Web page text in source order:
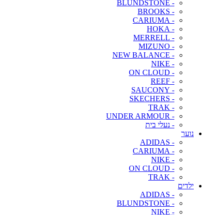
- BLUNDSTONE
- BROOKS
- CARIUMA
- HOKA
- MERRELL
- MIZUNO
- NEW BALANCE
- NIKE
- ON CLOUD
- REEF
- SAUCONY
- SKECHERS
- TRAK
- UNDER ARMOUR
- נעלי בית
נוער
- ADIDAS
- CARIUMA
- NIKE
- ON CLOUD
- TRAK
ילדים
- ADIDAS
- BLUNDSTONE
- NIKE